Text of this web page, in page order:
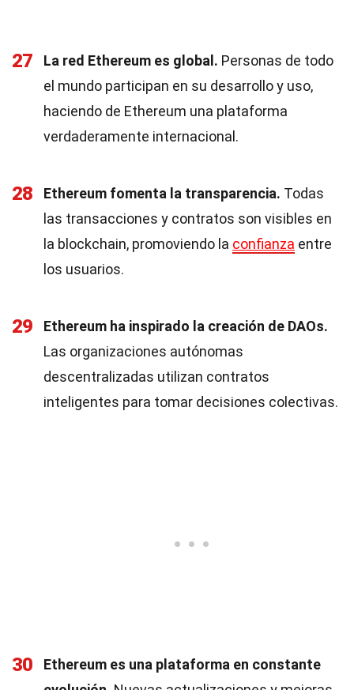
27 La red Ethereum es global. Personas de todo
el mundo participan en su desarrollo y uso,
haciendo de Ethereum una plataforma
verdaderamente internacional.
28 Ethereum fomenta la transparencia. Todas
las transacciones y contratos son visibles en
la blockchain, promoviendo la confianza entre
los usuarios.
29
Ethereum ha inspirado la creación de DAOs.
Las organizaciones autónomas
descentralizadas utilizan contratos
inteligentes para tomar decisiones colectivas.
30
Ethereum es una plataforma en constante